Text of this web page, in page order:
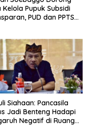
Kelola Pupuk Subsidi
PUD dan PPTS
Siahaan: Pancasila
Jadi Benteng Hadapi
Negatif di Ruang